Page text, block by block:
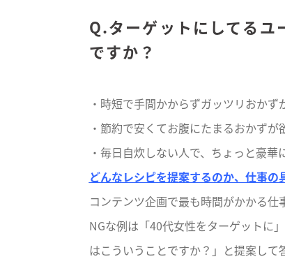
Q.ターゲットにしてるユ
ですか？
・時短で手間かからずガッツリおかず
・節約で安くてお腹にたまるおかずが
・毎日自炊しない人で、ちょっと豪
どんなレシピを提案するのか、仕事の
コンテンツ企画で最も時間がかかる仕
NGな例は「40代女性をターゲットに
はこういうことですか？」と提案して